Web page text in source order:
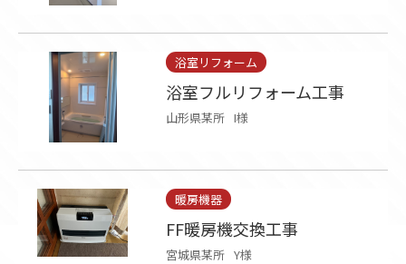
浴室リフォーム
浴室フルリフォーム工事
山形県某所 I様
暖房機器
FF暖房機交換工事
宮城県某所 Y様